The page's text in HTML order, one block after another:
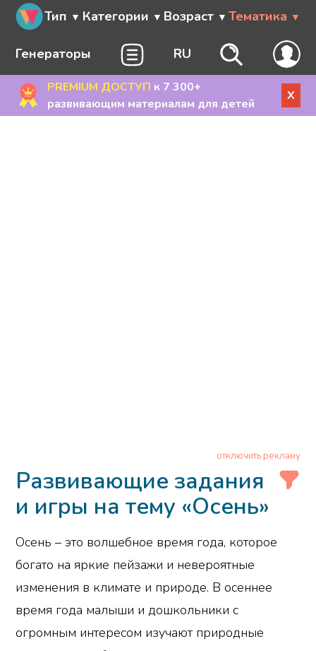
Тип Категории Возраст Тематика
Генераторы RU
PREMIUM ДОСТУП к 7 300+
развивающим материалам для детей
X
отключить рекламу
Развивающие задания
и игры на тему «Осень»
Осень – это волшебное время года, которое
богато на яркие пейзажи и невероятные
изменения в климате и природе. В осеннее
время года малыши и дошкольники с
огромным интересом изучают природные